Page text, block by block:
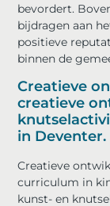
bevordert.
bijdragen aan
positieve
binnen de
Creatieve
creatieve
in Deventer.
Creatieve
curriculum in
kunst- en